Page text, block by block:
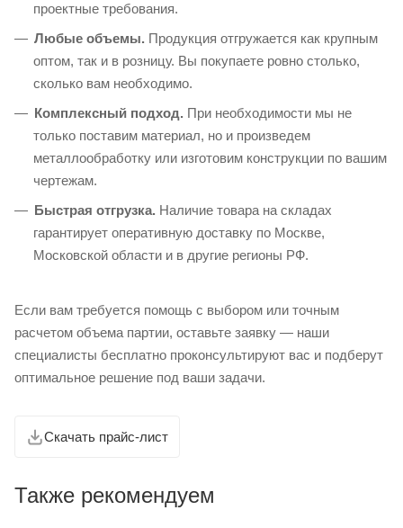
проектные требования.
Любые объемы. Продукция отгружается как крупным
оптом, так и в розницу. Вы покупаете ровно столько,
сколько вам необходимо.
Комплексный подход. При необходимости мы не
только поставим материал, но и произведем
металлообработку или изготовим конструкции по вашим
чертежам.
Быстрая отгрузка. Наличие товара на складах
гарантирует оперативную доставку по Москве,
Московской области и в другие регионы РФ.
Если вам требуется помощь с выбором или точным
расчетом объема партии, оставьте заявку — наши
специалисты бесплатно проконсультируют вас и подберут
оптимальное решение под ваши задачи.
Скачать прайс-лист
Также рекомендуем